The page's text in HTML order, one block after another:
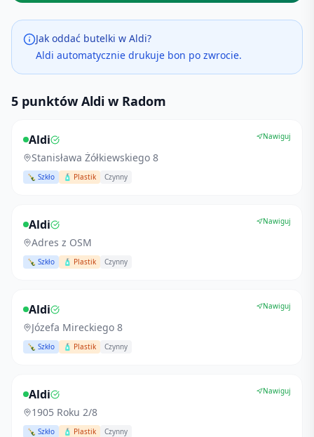
Jak oddać butelki w Aldi?
Aldi automatycznie drukuje bon po zwrocie.
5 punktów Aldi w Radom
Aldi
Stanisława Żółkiewskiego 8
🍾 Szkło 🧴 Plastik Czynny
Nawiguj
Aldi
Adres z OSM
🍾 Szkło 🧴 Plastik Czynny
Nawiguj
Aldi
Józefa Mireckiego 8
🍾 Szkło 🧴 Plastik Czynny
Nawiguj
Aldi
1905 Roku 2/8
🍾 Szkło 🧴 Plastik Czynny
Nawiguj